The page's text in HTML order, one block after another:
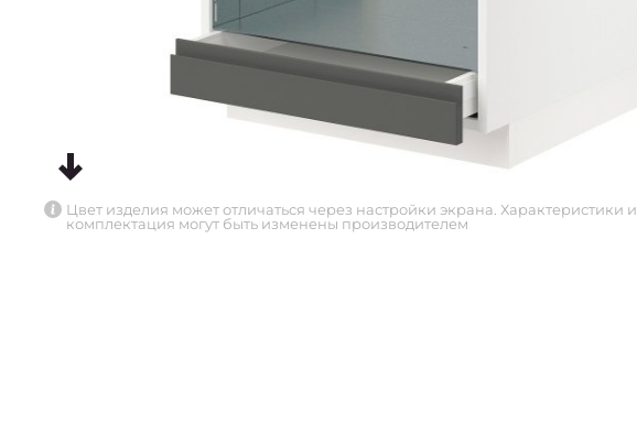
Цвет изделия может отличаться через настройки экрана. Характеристики и
комплектация могут быть изменены производителем